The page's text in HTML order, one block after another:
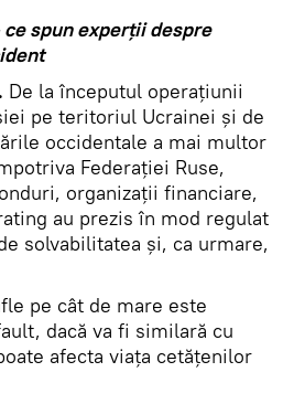
ce spun experții despre
De la începutul operațiunii
pe teritoriul Ucrainei și de
occidentale a mai multor
Federației Ruse,
organizații financiare,
au prezis în mod regulat
solvabilitatea și, ca urmare,
pe cât de mare este
dacă va fi similară cu
afecta viața cetățenilor